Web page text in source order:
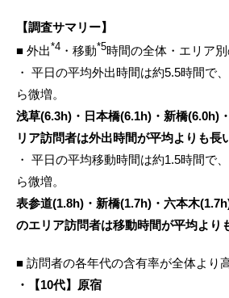
【調査サマリー】
■ 外出*4 ・移動*5時間の全体・エリア別
・ 平日の平均外出時間は約5.5時間で
ら微増。
浅草(6.3h)・日本橋(6.1h)・新橋(6.0h)
リア訪問者は外出時間が平均よりも長
・ 平日の平均移動時間は約1.5時間で
ら微増。
表参道(1.8h)・新橋(1.7h)・六本木
のエリア訪問者は移動時間が平均より
■ 訪問者の各年代の含有率が全体より
・【10代】原宿